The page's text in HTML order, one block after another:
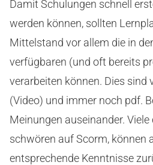
Damit Schulungen schnell
werden können, sollten
Mittelstand vor allem die in
verfügbaren (und oft bereits
verarbeiten können. Dies sind
(Video) und immer noch pdf.
Meinungen auseinander.
schwören auf Scorm, können
entsprechende Kenntnisse